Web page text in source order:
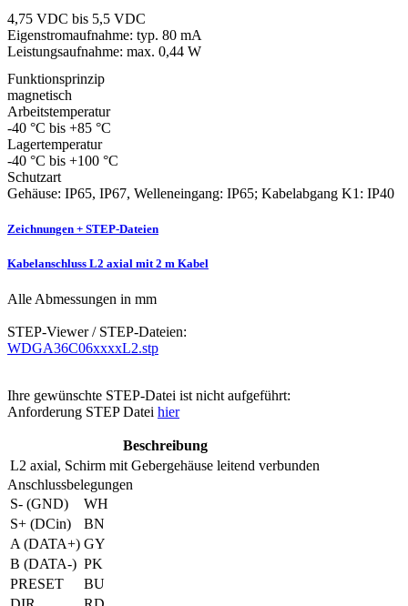
4,75 VDC bis 5,5 VDC
Eigenstromaufnahme: typ. 80 mA
Leistungsaufnahme: max. 0,44 W
Funktionsprinzip
magnetisch
Arbeitstemperatur
-40 °C bis +85 °C
Lagertemperatur
-40 °C bis +100 °C
Schutzart
Gehäuse: IP65, IP67, Welleneingang: IP65; Kabelabgang K1: IP40
Zeichnungen + STEP-Dateien
Kabelanschluss L2 axial mit 2 m Kabel
Alle Abmessungen in mm
STEP-Viewer / STEP-Dateien:
WDGA36C06xxxxL2.stp
Ihre gewünschte STEP-Datei ist nicht aufgeführt:
Anforderung STEP Datei hier
Beschreibung
L2 axial, Schirm mit Gebergehäuse leitend verbunden
Anschlussbelegungen
S- (GND)
WH
S+ (DCin)
BN
A (DATA+) GY
B (DATA-) PK
PRESET
BU